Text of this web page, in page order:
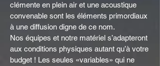
clémente en plein air et une acoustique
convenable sont les éléments primordiaux
à une diffusion digne de ce nom.
Nos équipes et notre matériel s’adapteront
aux conditions physiques autant qu’à votre
budget ! Les seules «variables» qui ne